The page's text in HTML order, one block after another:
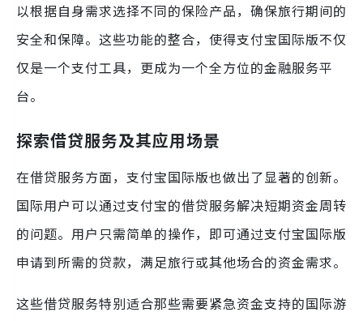
以根据自身需求选择不同的保险产品，确保旅行期间的
安全和保障。这些功能的整合，使得支付宝国际版不仅
仅是一个支付工具，更成为一个全方位的金融服务平
台。
探索借贷服务及其应用场景
在借贷服务方面，支付宝国际版也做出了显著的创新。
国际用户可以通过支付宝的借贷服务解决短期资金周转
的问题。用户只需简单的操作，即可通过支付宝国际版
申请到所需的贷款，满足旅行或其他场合的资金需求。
这些借贷服务特别适合那些需要紧急资金支持的国际游